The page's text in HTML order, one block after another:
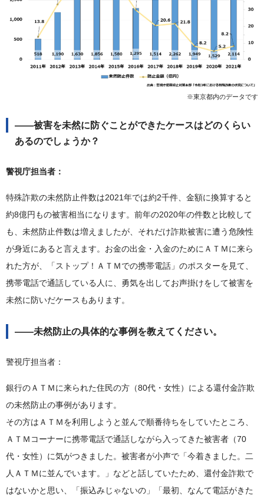
※東京都内のデータです
――被害を未然に防ぐことができたケースはどのくらい
あるのでしょうか？
警視庁担当者：
特殊詐欺の未然防止件数は2021年では約2千件、金額に換算すると
約8億円もの被害相当になります。前年の2020年の件数と比較して
も、未然防止件数は増えましたが、それだけ詐欺被害に遭う危険性
が身近にあると言えます。お金の出金・入金のためにＡＴＭに来ら
れた方が、「ストップ！ＡＴＭでの携帯電話」のポスターを見て、
携帯電話で通話している人に、勇気を出してお声掛けをして被害を
未然に防いだケースもあります。
――未然防止の具体的な事例を教えてください。
警視庁担当者：
銀行のＡＴＭに来られた住民の方（80代・女性）による還付金詐欺
の未然防止の事例があります。
その方はＡＴＭを利用しようと並んで順番待ちをしていたところ、
ＡＴＭコーナーに携帯電話で通話しながら入ってきた被害者（70
代・女性）に気がつきました。被害者が小声で「今着きました。二
人ＡＴＭに並んでいます。」などと話していたため、還付金詐欺で
はないかと思い、「振込みじゃないの」「最初、なんて電話がきた